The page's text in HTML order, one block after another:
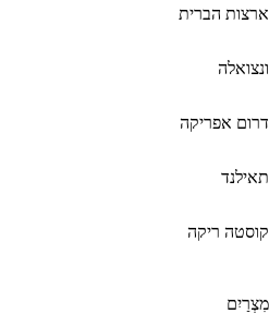
הברית
אפריקה
ריקה